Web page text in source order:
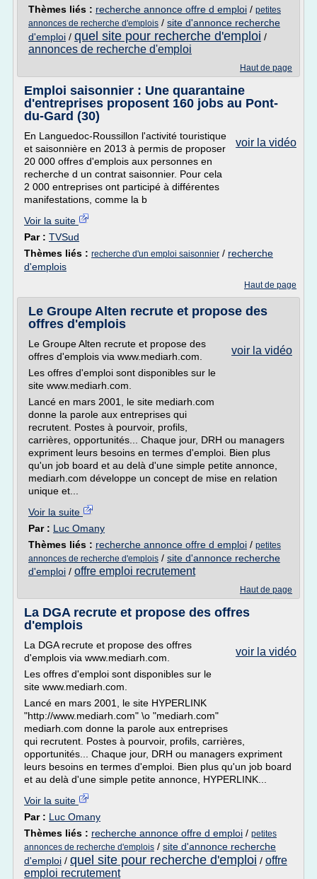
Thèmes liés : recherche annonce offre d emploi / petites
annonces de recherche d'emplois / site d'annonce recherche
d'emploi / quel site pour recherche d'emploi /
annonces de recherche d'emploi
Haut de page
Emploi saisonnier : Une quarantaine
d'entreprises proposent 160 jobs au Pont-
du-Gard (30)
voir la vidéo
En Languedoc-Roussillon l'activité touristique
et saisonnière en 2013 à permis de proposer
20 000 offres d'emplois aux personnes en
recherche d un contrat saisonnier. Pour cela
2 000 entreprises ont participé à différentes
manifestations, comme la b
Voir la suite
Par : TVSud
Thèmes liés : recherche d'un emploi saisonnier / recherche
d'emplois
Haut de page
Le Groupe Alten recrute et propose des
offres d'emplois
voir la vidéo
Le Groupe Alten recrute et propose des
offres d'emplois via www.mediarh.com.
Les offres d'emploi sont disponibles sur le
site www.mediarh.com.
Lancé en mars 2001, le site mediarh.com
donne la parole aux entreprises qui
recrutent. Postes à pourvoir, profils,
carrières, opportunités... Chaque jour, DRH ou managers
expriment leurs besoins en termes d'emploi. Bien plus
qu'un job board et au delà d'une simple petite annonce,
mediarh.com développe un concept de mise en relation
unique et...
Voir la suite
Par : Luc Omany
Thèmes liés : recherche annonce offre d emploi / petites
annonces de recherche d'emplois / site d'annonce recherche
d'emploi / offre emploi recrutement
Haut de page
La DGA recrute et propose des offres
d'emplois
voir la vidéo
La DGA recrute et propose des offres
d'emplois via www.mediarh.com.
Les offres d'emploi sont disponibles sur le
site www.mediarh.com.
Lancé en mars 2001, le site HYPERLINK
"http://www.mediarh.com" \o "mediarh.com"
mediarh.com donne la parole aux entreprises
qui recrutent. Postes à pourvoir, profils, carrières,
opportunités... Chaque jour, DRH ou managers expriment
leurs besoins en termes d'emploi. Bien plus qu'un job board
et au delà d'une simple petite annonce, HYPERLINK...
Voir la suite
Par : Luc Omany
Thèmes liés : recherche annonce offre d emploi / petites
annonces de recherche d'emplois / site d'annonce recherche
d'emploi / quel site pour recherche d'emploi / offre
emploi recrutement